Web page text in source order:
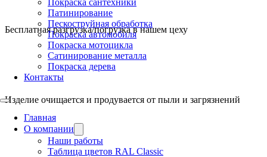
Покраска сантехники
Патинирование
Пескоструйная обработка
Покраска автомобиля
Покраска мотоцикла
Сатинирование металла
Покраска дерева
Контакты
Главная
О компании
Наши работы
Таблица цветов RAL Classic
Бесплатная разгрузка/погрузка в нашем цеху
Изделие очищается и продувается от пыли и загрязнений